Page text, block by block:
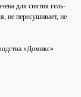
для снятия гель-
не пересушивает, не
«Домикс»